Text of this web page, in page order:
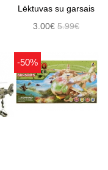
Lėktuvas su garsais
3.00€5.99€
-50%